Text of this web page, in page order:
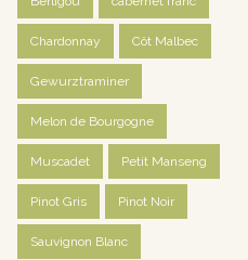
Chardonnay Côt Malbec
Gewurztraminer
Melon de Bourgogne
Muscadet Petit Manseng
Pinot Gris Pinot Noir
Sauvignon Blanc